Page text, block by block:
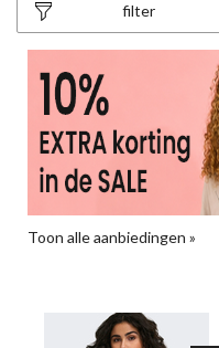
filter
Toon alle aanbiedingen »